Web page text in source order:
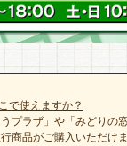
で使えますか？
プラザ」や「みどりの
商品がご購入いただけま